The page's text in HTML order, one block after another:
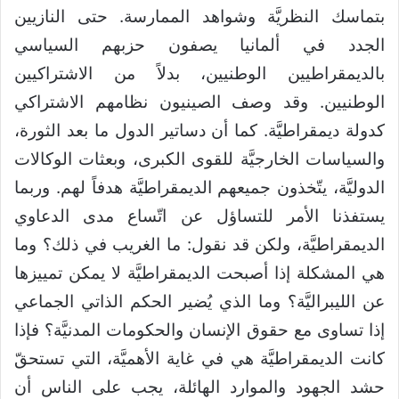
بتماسك النظريَّة وشواهد الممارسة. حتى النازيين
الجدد في ألمانيا يصفون حزبهم السياسي
بالديمقراطيين الوطنيين، بدلاً من الاشتراكيين
الوطنيين. وقد وصف الصينيون نظامهم الاشتراكي
كدولة ديمقراطيَّة. كما أن دساتير الدول ما بعد الثورة،
والسياسات الخارجيَّة للقوى الكبرى، وبعثات الوكالات
الدوليَّة، يتّخذون جميعهم الديمقراطيَّة هدفاً لهم. وربما
يستفذنا الأمر للتساؤل عن اتّساع مدى الدعاوي
الديمقراطيَّة، ولكن قد نقول: ما الغريب في ذلك؟ وما
هي المشكلة إذا أصبحت الديمقراطيَّة لا يمكن تمييزها
عن الليبراليَّة؟ وما الذي يُضير الحكم الذاتي الجماعي
إذا تساوى مع حقوق الإنسان والحكومات المدنيَّة؟ فإذا
كانت الديمقراطيَّة هي في غاية الأهميَّة، التي تستحقّ
حشد الجهود والموارد الهائلة، يجب على الناس أن